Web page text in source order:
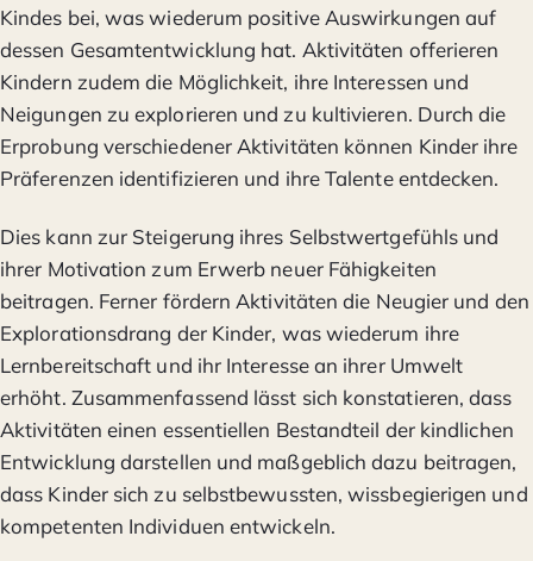
Kindes bei, was wiederum positive Auswirkungen auf
dessen Gesamtentwicklung hat. Aktivitäten offerieren
Kindern zudem die Möglichkeit, ihre Interessen und
Neigungen zu explorieren und zu kultivieren. Durch die
Erprobung verschiedener Aktivitäten können Kinder ihre
Präferenzen identifizieren und ihre Talente entdecken.
Dies kann zur Steigerung ihres Selbstwertgefühls und
ihrer Motivation zum Erwerb neuer Fähigkeiten
beitragen. Ferner fördern Aktivitäten die Neugier und den
Explorationsdrang der Kinder, was wiederum ihre
Lernbereitschaft und ihr Interesse an ihrer Umwelt
erhöht. Zusammenfassend lässt sich konstatieren, dass
Aktivitäten einen essentiellen Bestandteil der kindlichen
Entwicklung darstellen und maßgeblich dazu beitragen,
dass Kinder sich zu selbstbewussten, wissbegierigen und
kompetenten Individuen entwickeln.